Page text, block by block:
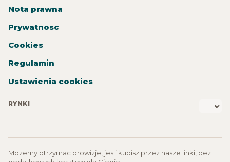
Nota prawna
Prywatnosc
Cookies
Regulamin
Ustawienia cookies
RYNKI
Mozemy otrzymac prowizje, jesli kupisz przez nasze linki, bez